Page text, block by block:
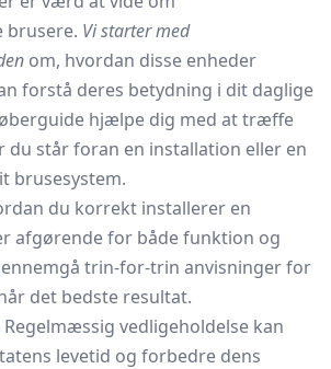
brusere. Vi starter med
om, hvordan disse enheder
forstå deres betydning i dit daglige
hjælpe dig med at træffe
du står foran en installation eller en
brusesystem.
du korrekt installerer en
afgørende for både funktion og
trin-for-trin anvisninger for
det bedste resultat.
Regelmæssig vedligeholdelse kan
levetid og forbedre dens